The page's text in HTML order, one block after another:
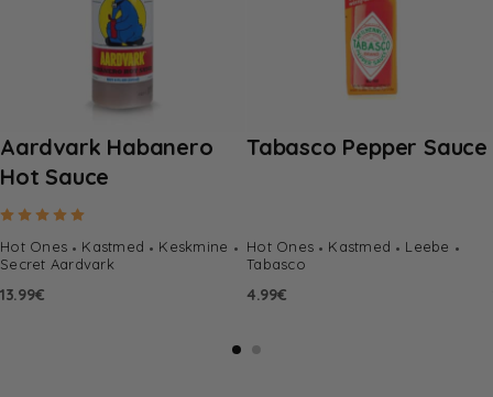
Aardvark Habanero
Hot Sauce
Hot Ones Kastmed
Keskmine
Secret Aardvark
13.99€
Tabasco Pepper Sauce
Hot Ones Kastmed
Leebe
Tabasco
4.99€